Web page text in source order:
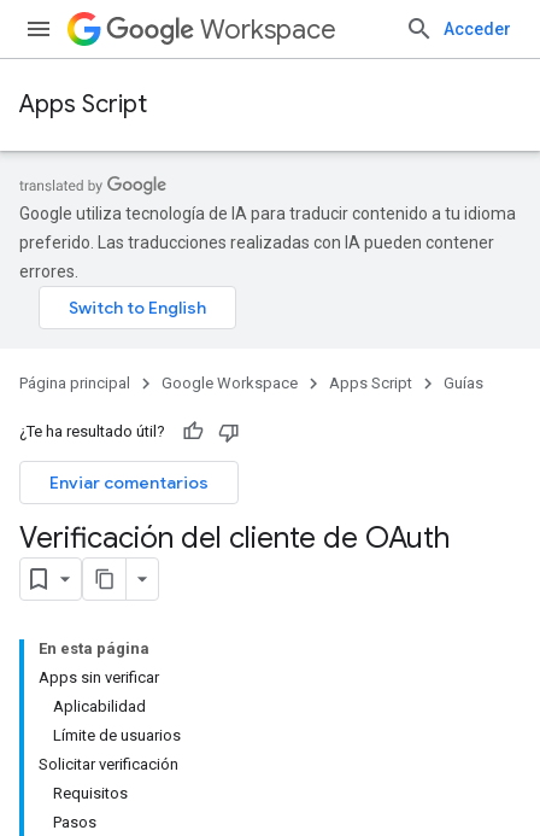
Workspace Acceder
Apps Script
Google utiliza tecnología de IA para traducir contenido a tu idioma
preferido. Las traducciones realizadas con IA pueden contener
errores.
Página principal Google Workspace Apps Script Guías
¿Te ha resultado útil?
Enviar comentarios
Verificación del cliente de OAuth
En esta página
Apps sin verificar
Aplicabilidad
Límite de usuarios
Solicitar verificación
Requisitos
Pasos